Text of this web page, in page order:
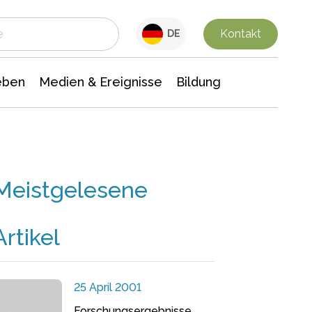
DE Kontakt
Medien & Ereignisse Bildung
25 April 2001